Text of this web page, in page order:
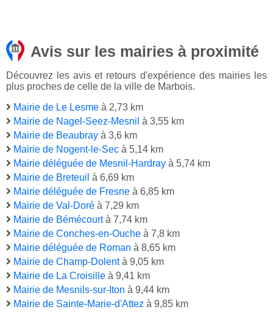
Avis sur les mairies à proximité
Découvrez les avis et retours d'expérience des mairies les
plus proches de celle de la ville de Marbois.
Mairie de Le Lesme à 2,73 km
Mairie de Nagel-Seez-Mesnil à 3,55 km
Mairie de Beaubray à 3,6 km
Mairie de Nogent-le-Sec à 5,14 km
Mairie déléguée de Mesnil-Hardray à 5,74 km
Mairie de Breteuil à 6,69 km
Mairie déléguée de Fresne à 6,85 km
Mairie de Val-Doré à 7,29 km
Mairie de Bémécourtà 7,74 km
Mairie de Conches-en-Ouche à 7,8 km
Mairie déléguée de Roman à 8,65 km
Mairie de Champ-Dolentà 9,05 km
Mairie de La Croisille à 9,41 km
Mairie de Mesnils-sur-Iton à 9,44 km
Mairie de Sainte-Marie-d'Attez à 9,85 km